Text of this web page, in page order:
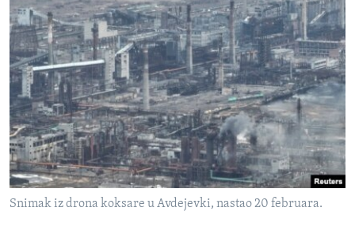
Snimak iz drona koksare u Avdejevki, nastao 20 februara.